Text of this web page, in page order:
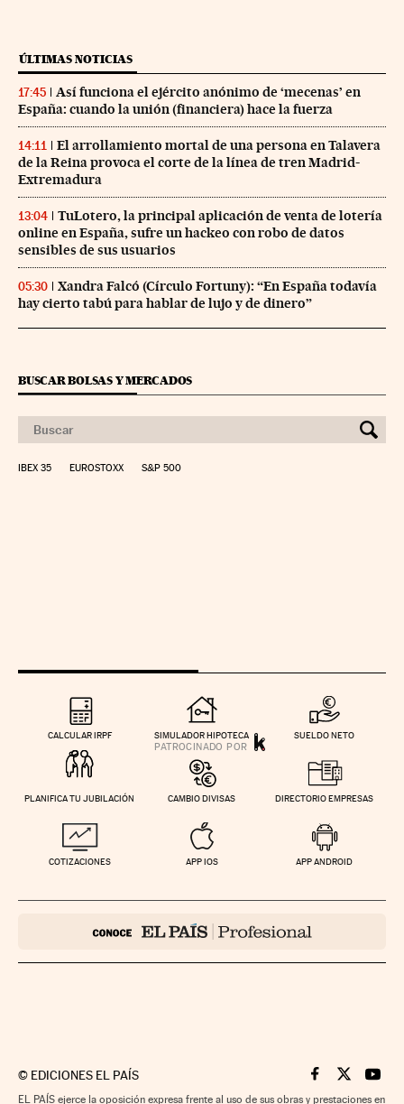
ÚLTIMAS NOTICIAS
17:45
Así funciona el ejército anónimo de ‘mecenas’ en
España: cuando la unión (financiera) hace la fuerza
14:11
El arrollamiento mortal de una persona en Talavera
de la Reina provoca el corte de la línea de tren Madrid-
Extremadura
13:04
TuLotero, la principal aplicación de venta de lotería
online en España, sufre un hackeo con robo de datos
sensibles de sus usuarios
05:30
Xandra Falcó (Círculo Fortuny): “En España todavía
hay cierto tabú para hablar de lujo y de dinero”
BUSCAR BOLSAS Y MERCADOS
IBEX 35 EUROSTOXX S&P 500
CALCULAR IRPF SIMULADOR HIPOTECA SUELDO NETO
PLANIFICA TU JUBILACIÓN CAMBIO DIVISAS DIRECTORIO EMPRESAS
COTIZACIONES APP IOS APP ANDROID
© EDICIONES EL PAÍS Cinco Días en
Cinco Días
Cinco
EL PAÍS ejerce la oposición expresa frente al uso de sus obras y prestaciones en